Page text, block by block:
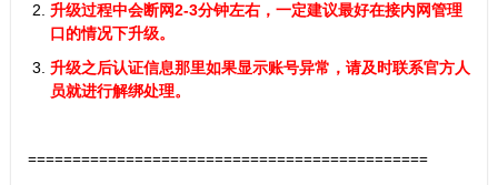
升级过程中会断网2-3分钟左右，一定建议最好在接内网管理
口的情况下升级。
升级之后认证信息那里如果显示账号异常，请及时联系官方人
员就进行解绑处理。
=============================================